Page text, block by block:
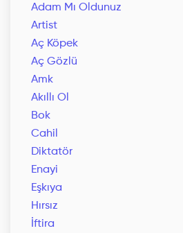
Adam Mı Oldunuz
Artist
Aç Köpek
Aç Gözlü
Amk
Akıllı Ol
Bok
Cahil
Diktatör
Enayi
Eşkıya
Hırsız
İftira